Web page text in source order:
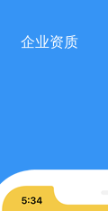
企业资质